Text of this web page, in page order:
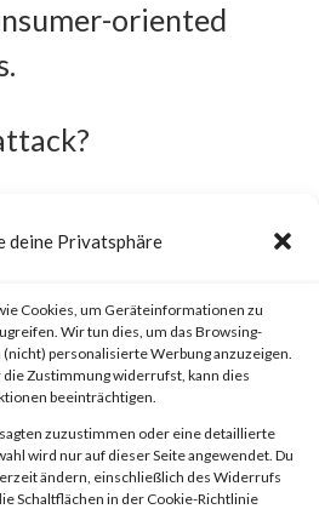
deine Privatsphäre
Cookies, um Geräteinformationen zu
Wir tun dies, um das Browsing-
personalisierte Werbung anzuzeigen.
Zustimmung widerrufst, kann dies
beeinträchtigen.
zuzustimmen oder eine detaillierte
wird nur auf dieser Seite angewendet. Du
ändern, einschließlich des Widerrufs
Schaltflächen in der Cookie-Richtlinie
oriented
in TP-Link
(AX1800)
before 1.1.4
that allows an
attacker to
and obtain